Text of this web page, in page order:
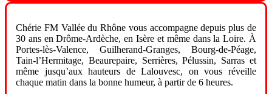
Chérie FM Vallée du Rhône vous accompagne depuis plus de
30 ans en Drôme-Ardèche, en Isère et même dans la Loire. À
Portes-lès-Valence, Guilherand-Granges, Bourg-de-Péage,
Tain-l’Hermitage, Beaurepaire, Serrières, Pélussin, Sarras et
même jusqu’aux hauteurs de Lalouvesc, on vous réveille
chaque matin dans la bonne humeur, à partir de 6 heures.